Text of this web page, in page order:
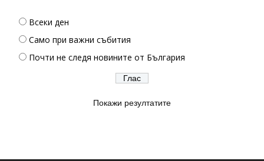
Всеки ден
Само при важни събития
Почти не следя новините от България
Покажи резултатите